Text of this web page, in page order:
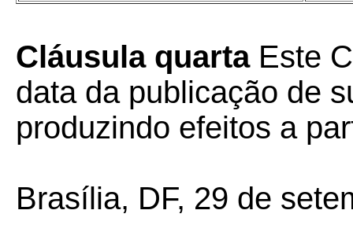
Cláusula quarta Este
data da publicação de
produzindo efeitos a
Brasília, DF, 29 de